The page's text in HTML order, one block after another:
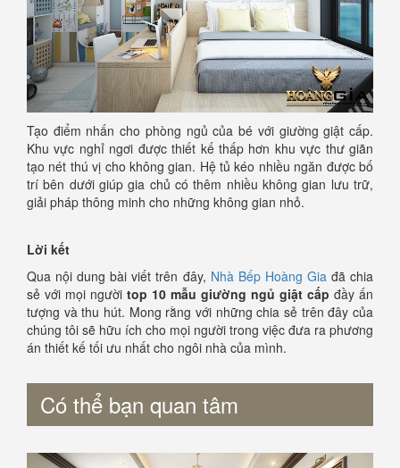
Tạo điểm nhấn cho phòng ngủ của bé với giường giật cấp.
Khu vực nghỉ ngơi được thiết kế thấp hơn khu vực thư giãn
tạo nét thú vị cho không gian. Hệ tủ kéo nhiều ngăn được bố
trí bên dưới giúp gia chủ có thêm nhiều không gian lưu trữ,
giải pháp thông minh cho những không gian nhỏ.
Lời kết
Qua nội dung bài viết trên đây, Nhà Bếp Hoàng Gia đã chia
sẻ với mọi người top 10 mẫu giường ngủ giật cấp đầy ấn
tượng và thu hút. Mong rằng với những chia sẻ trên đây của
chúng tôi sẽ hữu ích cho mọi người trong việc đưa ra phương
án thiết kế tối ưu nhất cho ngôi nhà của mình.
Có thể bạn quan tâm